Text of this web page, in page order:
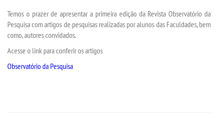
TRANSFERÊNCIA
SEGUNDA GRADUAÇÃO
Temos o prazer de apresentar a primeira edição da Revista Observatório da
Pesquisa com artigos de pesquisas realizadas por alunos das Faculdades, bem
como, autores convidados.
Acesse o link para conferir os artigos
Observatório da Pesquisa